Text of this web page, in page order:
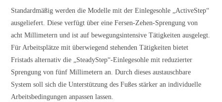
Standardmäßig werden die Modelle mit der Einlegesohle „ActiveStep“
ausgeliefert. Diese verfügt über eine Fersen-Zehen-Sprengung von
acht Millimetern und ist auf bewegungsintensive Tätigkeiten ausgelegt.
Für Arbeitsplätze mit überwiegend stehenden Tätigkeiten bietet
Fristads alternativ die „SteadyStep“-Einlegesohle mit reduzierter
Sprengung von fünf Millimetern an. Durch dieses austauschbare
System soll sich die Unterstützung des Fußes stärker an individuelle
Arbeitsbedingungen anpassen lassen.